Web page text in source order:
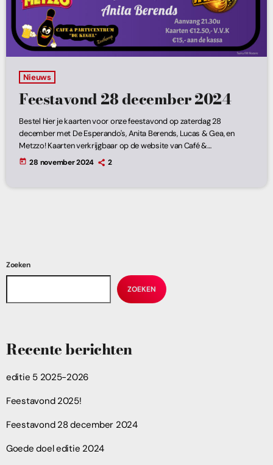
Nieuws
Feestavond 28 december 2024
Bestel hier je kaarten voor onze feestavond op zaterdag 28
december met De Esperando's, Anita Berends, Lucas & Gea, en
Metzzo! Kaarten verkrijgbaar op de website van Café &
Partycentrum de Kegel! Verzeker jezelf van kaarten en kom op tijd
today 28 november 2024 2
Zoeken
ZOEKEN
Recente berichten
editie 5 2025-2026
Feestavond 2025!
Feestavond 28 december 2024
Goede doel editie 2024